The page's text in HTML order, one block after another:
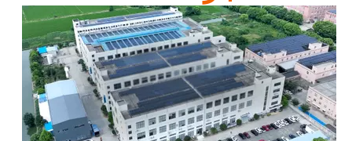
كم مرة يجب عليك استبدال المناشف المصنوعة من الألياف الدقيقة؟